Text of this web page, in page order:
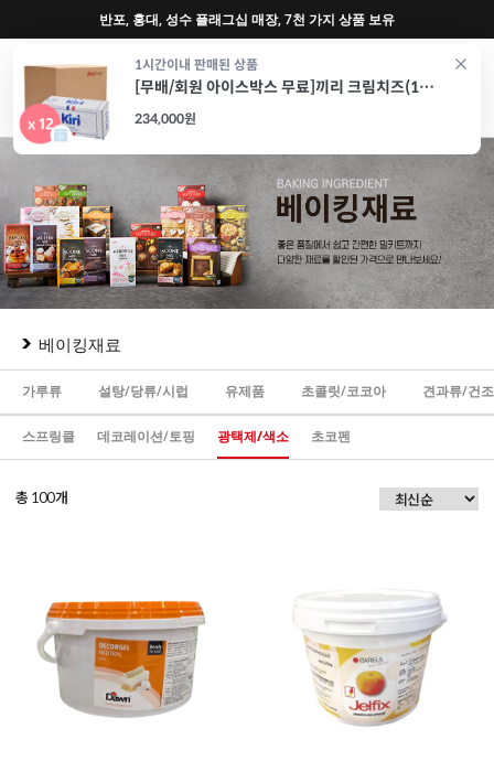
1시간이내 판매된 상품
[무배/회원 아이스박스 무료]끼리 크림치즈(1kgx12개)
234,000원
반포, 홍대, 성수 플래그십 매장, 7천 가지 상품 보유
0
재료 도구 포장
베이킹재료
가루류 설탕/당류/시럽 유제품 초콜릿/코코아 견과류/건
스프링클 데코레이션/토핑 광택제/색소 초코펜
총 100개